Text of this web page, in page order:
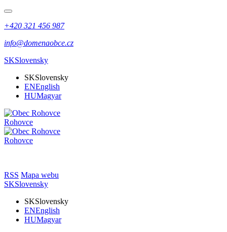
+420 321 456 987
info@domenaobce.cz
SKSlovensky
SKSlovensky
ENEnglish
HUMagyar
Rohovce
Rohovce
RSS Mapa webu
SKSlovensky
SKSlovensky
ENEnglish
HUMagyar